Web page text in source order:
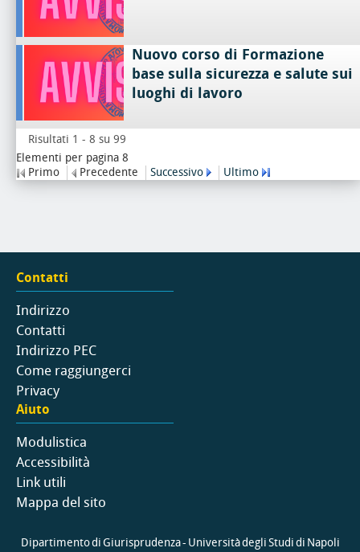
Nuovo corso di Formazione
base sulla sicurezza e salute sui
luoghi di lavoro
Risultati 1 - 8 su 99
Elementi per pagina 8
Primo
Precedente Successivo Ultimo
Contatti
Indirizzo
Contatti
Indirizzo PEC
Come raggiungerci
Privacy
Aiuto
Modulistica
Accessibilità
Link utili
Mappa del sito
Dipartimento di Giurisprudenza - Università degli Studi di Napoli